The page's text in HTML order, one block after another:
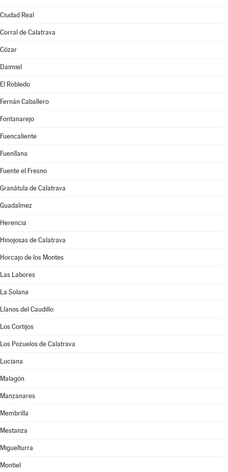
Ciudad Real
Corral de Calatrava
Cózar
Daimiel
El Robledo
Fernán Caballero
Fontanarejo
Fuencaliente
Fuenllana
Fuente el Fresno
Granátula de Calatrava
Guadalmez
Herencia
Hinojosas de Calatrava
Horcajo de los Montes
Las Labores
La Solana
Llanos del Caudillo
Los Cortijos
Los Pozuelos de Calatrava
Luciana
Malagón
Manzanares
Membrilla
Mestanza
Miguelturra
Montiel